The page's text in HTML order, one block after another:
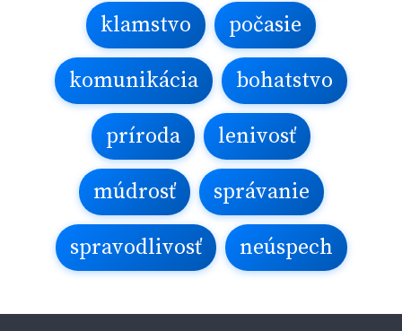
klamstvo počasie
komunikácia bohatstvo
príroda lenivosť
múdrosť správanie
spravodlivosť neúspech